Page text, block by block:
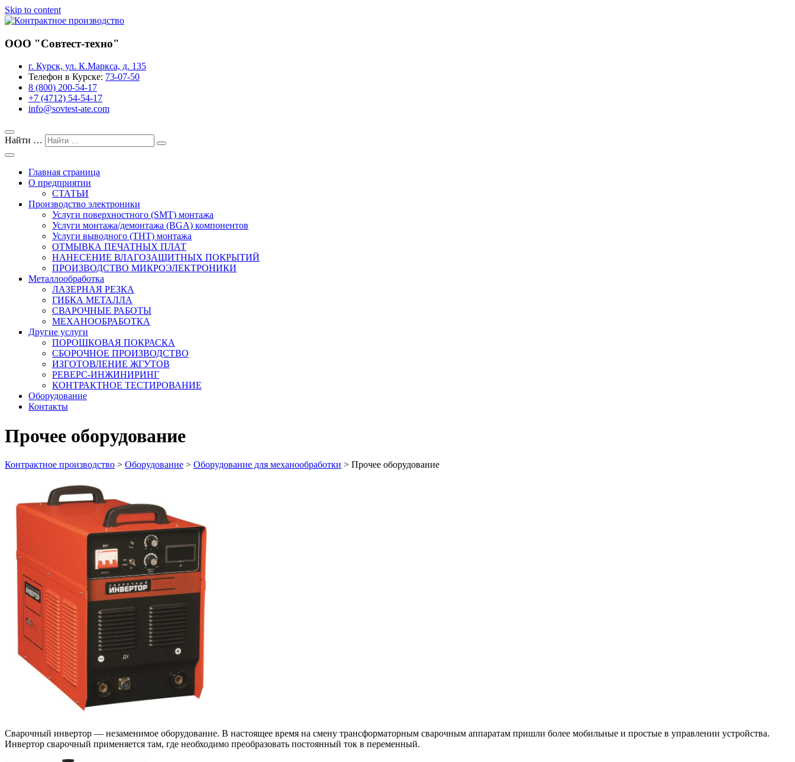
Skip to content
Контрактное производство
ООО "Совтест-техно"
г. Курск, ул. К.Маркса, д. 135
Телефон в Курске: 73-07-50
8 (800) 200-54-17
+7 (4712) 54-54-17
info@sovtest-ate.com
Найти …
Главная страница
О предприятии
СТАТЬИ
Производство электроники
Услуги поверхностного (SMT) монтажа
Услуги монтажа/демонтажа (BGA) компонентов
Услуги выводного (THT) монтажа
ОТМЫВКА ПЕЧАТНЫХ ПЛАТ
НАНЕСЕНИЕ ВЛАГОЗАЩИТНЫХ ПОКРЫТИЙ
ПРОИЗВОДСТВО МИКРОЭЛЕКТРОНИКИ
Металлообработка
ЛАЗЕРНАЯ РЕЗКА
ГИБКА МЕТАЛЛА
СВАРОЧНЫЕ РАБОТЫ
МЕХАНООБРАБОТКА
Другие услуги
ПОРОШКОВАЯ ПОКРАСКА
СБОРОЧНОЕ ПРОИЗВОДСТВО
ИЗГОТОВЛЕНИЕ ЖГУТОВ
РЕВЕРС-ИНЖИНИРИНГ
КОНТРАКТНОЕ ТЕСТИРОВАНИЕ
Оборудование
Контакты
Прочее оборудование
Контрактное производство > Оборудование > Оборудование для механообработки > Прочее оборудование
Сва­роч­ный ин­вер­тор — не­за­ме­ни­мое обо­ру­до­ва­ние. В настоящее время на смену трансформаторным сварочным аппаратам пришли более мобильные и простые в управлении устройства.
Инвертор сварочный применяется там, где необходимо преобразовать постоянный ток в переменный.